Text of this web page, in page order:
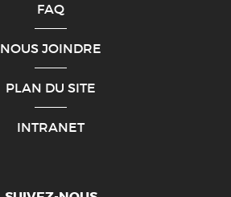
FAQ
NOUS JOINDRE
PLAN DU SITE
INTRANET